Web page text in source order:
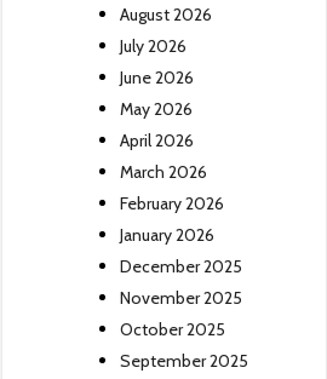
August 2026
July 2026
June 2026
May 2026
April 2026
March 2026
February 2026
January 2026
December 2025
November 2025
October 2025
September 2025